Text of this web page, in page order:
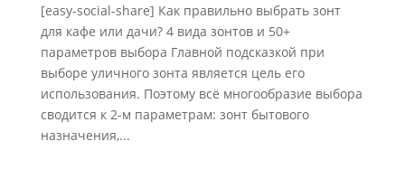
[easy-social-share] Как правильно выбрать зонт
для кафе или дачи? 4 вида зонтов и 50+
параметров выбора Главной подсказкой при
выборе уличного зонта является цель его
использования. Поэтому всё многообразие выбора
сводится к 2-м параметрам: зонт бытового
назначения,...